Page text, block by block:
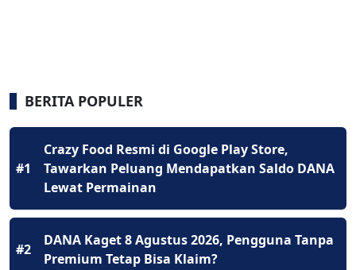
BERITA POPULER
#1
Crazy Food Resmi di Google Play Store,
Tawarkan Peluang Mendapatkan Saldo DANA
Lewat Permainan
#2
DANA Kaget 8 Agustus 2026, Pengguna Tanpa
Premium Tetap Bisa Klaim?